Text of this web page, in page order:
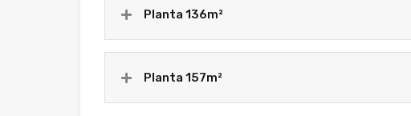
Planta 136m²
Planta 157m²